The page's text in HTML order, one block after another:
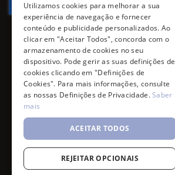
Utilizamos cookies para melhorar a sua
experiência de navegação e fornecer
conteúdo e publicidade personalizados. Ao
clicar em "Aceitar Todos", concorda com o
armazenamento de cookies no seu
dispositivo. Pode gerir as suas definições de
cookies clicando em "Definições de
Cookies". Para mais informações, consulte
as nossas Definições de Privacidade.Saber
mais
ACEITAR TODOS
REJEITAR OPCIONAIS